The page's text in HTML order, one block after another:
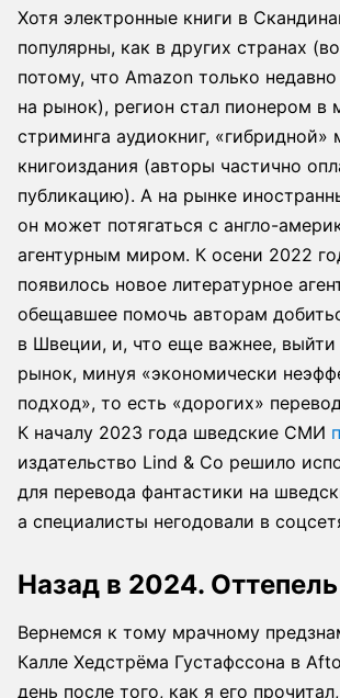
Хотя электронные книги в
популярны, как в других странах
потому, что Amazon только
на рынок), регион стал пионером в
стриминга аудиокниг, «гибридной»
книгоиздания (авторы частично
публикацию). А на рынке
он может потягаться с англо-
агентурным миром. К осени 2022
появилось новое литературное
обещавшее помочь авторам
в Швеции, и, что еще важнее,
рынок, минуя «экономически
подход», то есть «дорогих»
К началу 2023 года шведские СМИ
издательство Lind & Co решило
для перевода фантастики на
а специалисты негодовали в
Назад в 2024. Оттепель
Вернемся к тому мрачному
Калле Хедстрёма Густафссона в
день после того, как я его